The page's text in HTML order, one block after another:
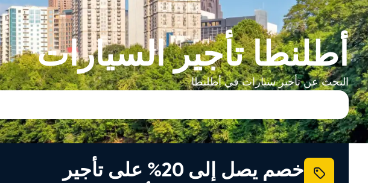
أطلنطا تأجير السيارات
البحث عن تأجير سيارات في أطلنطا
خصم يصل إلى 20% على تأجير